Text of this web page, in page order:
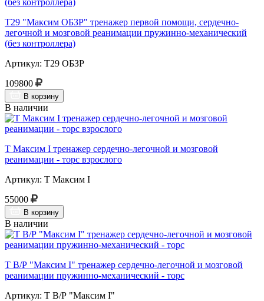
Т29 "Максим ОБЗР" тренажер первой помощи, сердечно-
легочной и мозговой реанимации пружинно-механический
(без контроллера)
Артикул: Т29 ОБЗР
109800
В корзину
В наличии
Т Максим I тренажер сердечно-легочной и мозговой
реанимации - торс взрослого
Артикул: Т Максим I
55000
В корзину
В наличии
Т В/Р "Максим I" тренажер сердечно-легочной и мозговой
реанимации пружинно-механический - торс
Артикул: Т В/Р "Максим I"